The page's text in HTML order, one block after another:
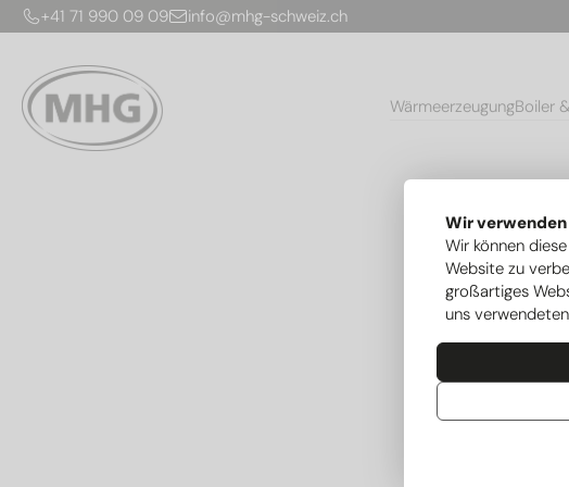
Wir
Wir können
Website zu
großartiges
uns
+41 71 990 09 09 info@mhg-schweiz.ch
WärmeerzeugungBoiler